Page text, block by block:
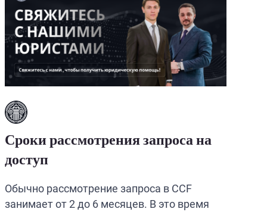
Сроки рассмотрения запроса на
доступ
Обычно рассмотрение запроса в CCF
занимает от 2 до 6 месяцев. В это время